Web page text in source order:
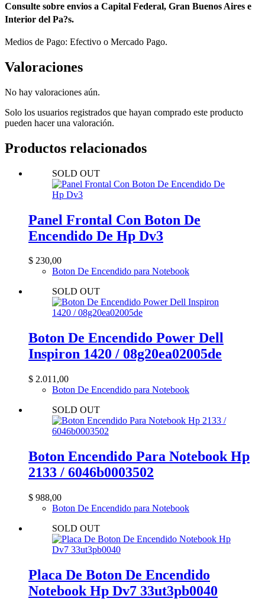
Consulte sobre envios a Capital Federal, Gran Buenos Aires e
Interior del Pa?s.
Medios de Pago: Efectivo o Mercado Pago.
Valoraciones
No hay valoraciones aún.
Solo los usuarios registrados que hayan comprado este producto
pueden hacer una valoración.
Productos relacionados
SOLD OUT
Panel Frontal Con Boton De
Encendido De Hp Dv3
$ 230,00
Boton De Encendido para Notebook
SOLD OUT
Boton De Encendido Power Dell
Inspiron 1420 / 08g20ea02005de
$ 2.011,00
Boton De Encendido para Notebook
SOLD OUT
Boton Encendido Para Notebook Hp
2133 / 6046b0003502
$ 988,00
Boton De Encendido para Notebook
SOLD OUT
Placa De Boton De Encendido
Notebook Hp Dv7 33ut3pb0040